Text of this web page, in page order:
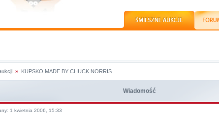
» KUPSKO MADE BY CHUCK NORRIS
Wiadomość
1 kwietnia 2006, 15:33